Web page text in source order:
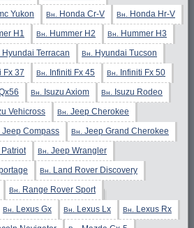
Yukon Вн. Honda Cr-V Вн. Honda Hr-V
H1 Вн. Hummer H2 Вн. Hummer H3
Hyundai Terracan Вн. Hyundai Tucson
Fx 37 Вн. Infiniti Fx 45 Вн. Infiniti Fx 50
Вн. Isuzu Axiom Вн. Isuzu Rodeo
Vehicross Вн. Jeep Cherokee
Jeep Compass Вн. Jeep Grand Cherokee
Вн. Jeep Wrangler
Вн. Land Rover Discovery
Вн. Range Rover Sport
Вн. Lexus Gx Вн. Lexus Lx Вн. Lexus Rx